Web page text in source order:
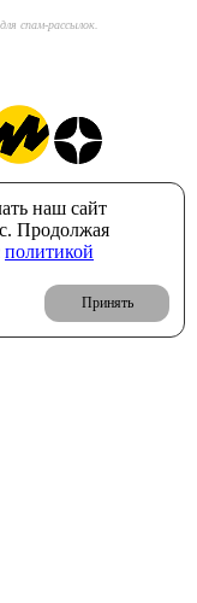
наш сайт
Продолжая
политикой
Принять
спам-рассылок.